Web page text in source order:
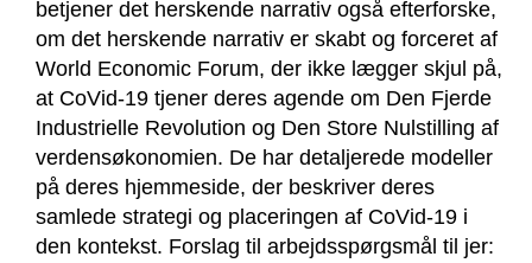
betjener det herskende narrativ også efterforske,
om det herskende narrativ er skabt og forceret af
World Economic Forum, der ikke lægger skjul på,
at CoVid-19 tjener deres agende om Den Fjerde
Industrielle Revolution og Den Store Nulstilling af
verdensøkonomien. De har detaljerede modeller
på deres hjemmeside, der beskriver deres
samlede strategi og placeringen af CoVid-19 i
den kontekst. Forslag til arbejdsspørgsmål til jer: